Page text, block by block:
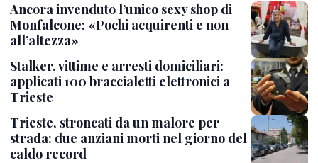
Ancora invenduto l’unico sexy shop di
Monfalcone: «Pochi acquirenti e non
all’altezza»
Stalker, vittime e arresti domiciliari:
applicati 100 braccialetti elettronici a
Trieste
Trieste, stroncati da un malore per
strada: due anziani morti nel giorno del
caldo record